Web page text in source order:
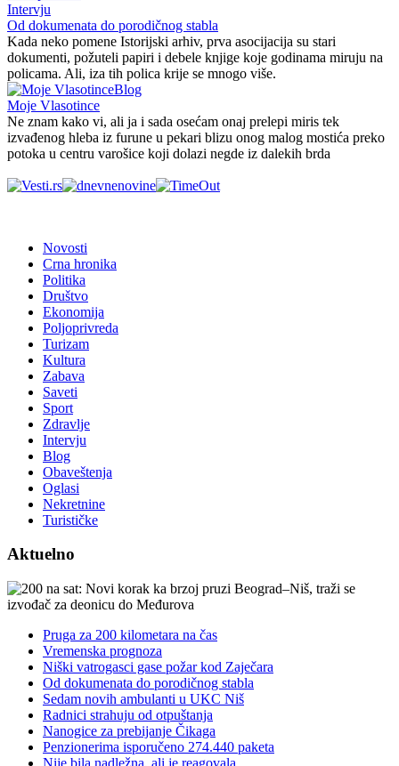
Intervju
Od dokumenata do porodičnog stabla
Kada neko pomene Istorijski arhiv, prva asocijacija su stari
dokumenti, požuteli papiri i debele knjige koje godinama miruju na
policama. Ali, iza tih polica krije se mnogo više.
Blog
Moje Vlasotince
Ne znam kako vi, ali ja i sada osećam onaj prelepi miris tek
izvađenog hleba iz furune u pekari blizu onog malog mostića preko
potoka u centru varošice koji dolazi negde iz dalekih brda
Novosti
Crna hronika
Politika
Društvo
Ekonomija
Poljoprivreda
Turizam
Kultura
Zabava
Saveti
Sport
Zdravlje
Intervju
Blog
Obaveštenja
Oglasi
Nekretnine
Turističke
Aktuelno
Pruga za 200 kilometara na čas
Vremenska prognoza
Niški vatrogasci gase požar kod Zaječara
Od dokumenata do porodičnog stabla
Sedam novih ambulanti u UKC Niš
Radnici strahuju od otpuštanja
Nanogice za prebijanje Čikaga
Penzionerima isporučeno 274.440 paketa
Nije bila nadležna, ali je reagovala